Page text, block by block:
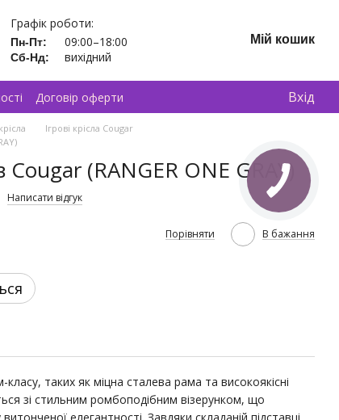
Графік роботи:
Пн-Пт: 09:00–18:00
Сб-Нд: вихідний
Мій кошик
Договір оферти
Вхід
Ігрові крісла Cougar
Cougar (RANGER ONE GRAY)
Написати відгук
Порівняти В бажання
класу, таких як міцна сталева рама та високоякісні
зі стильним ромбоподібним візерунком, що